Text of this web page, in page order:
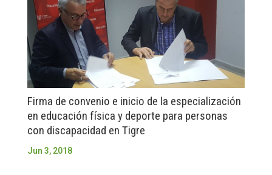
Firma de convenio e inicio de la especialización
en educación física y deporte para personas
con discapacidad en Tigre
Jun 3, 2018